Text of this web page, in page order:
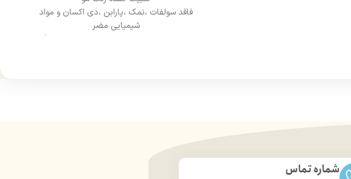
فاقد سولفات ،نمک ،پارابن ،دی اکسان و مواد
شیمیایی مضر
مناسب برای بعد از کراتین ،صافی و ریباندینگ
شماره تماس